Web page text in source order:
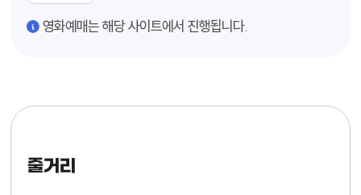
영화예매는 해당 사이트에서 진행됩니다.
줄거리